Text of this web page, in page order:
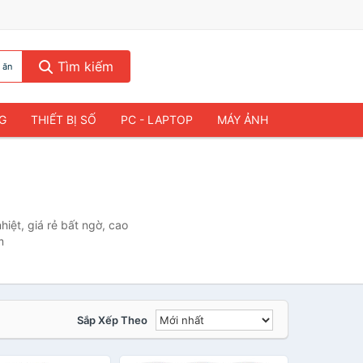
Tìm kiếm
THIẾT BỊ SỐ PC - LAPTOP MÁY ẢNH
giá rẻ bất ngờ, cao
Sắp Xếp Theo